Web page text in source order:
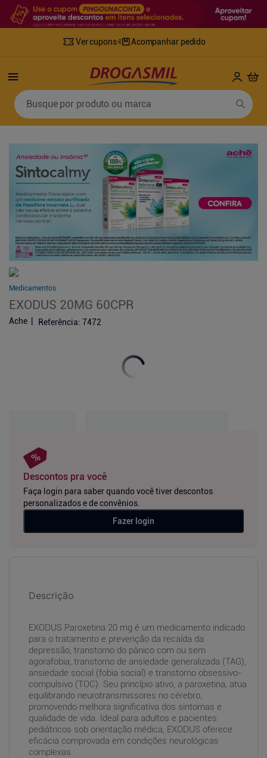
Ver cupons Acompanhar pedido
Busque por produto ou marca
Medicamentos
EXODUS 20MG 60CPR
Ache Referência: 7472
Descontos pra você
Faça login para saber quando você tiver descontos
personalizados e de convênios.
Fazer login
Descrição
EXODUS Paroxetina 20 mg é um medicamento indicado
para o tratamento e prevenção da recaída da
depressão, transtorno do pânico com ou sem
agorafobia, transtorno de ansiedade generalizada (TAG),
ansiedade social (fobia social) e transtorno obsessivo-
compulsivo (TOC). Seu princípio ativo, a paroxetina, atua
equilibrando neurotransmissores no cérebro,
promovendo melhora significativa dos sintomas e
qualidade de vida. Ideal para adultos e pacientes
pediátricos sob orientação médica, EXODUS oferece
eficácia comprovada em condições neurológicas
complexas.
Termos mais buscados
3º
retinol
4º
fralda geriatrica
5º mounjaro
º
tylenol
9º
fralda xg
10º shampoo